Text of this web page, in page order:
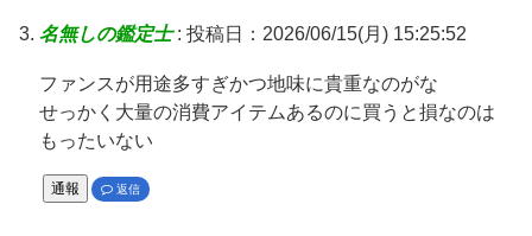
名無しの鑑定士: 投稿日：2026/06/15(月) 15:25:52
ファンスが用途多すぎかつ地味に貴重なのがな
せっかく大量の消費アイテムあるのに買うと損なのは
もったいない
通報 返信